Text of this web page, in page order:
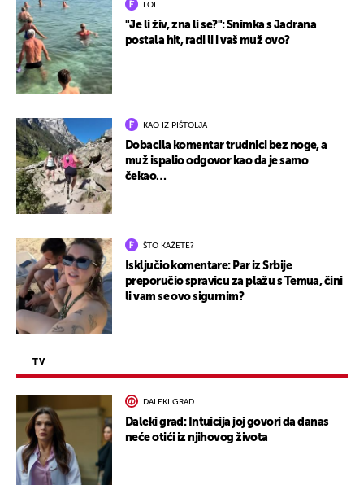
LOL
"Je li živ, zna li se?": Snimka s Jadrana
postala hit, radi li i vaš muž ovo?
KAO IZ PIŠTOLJA
Dobacila komentar trudnici bez noge, a
muž ispalio odgovor kao da je samo
čekao…
ŠTO KAŽETE?
Isključio komentare: Par iz Srbije
preporučio spravicu za plažu s Temua, čini
li vam se ovo sigurnim?
TV
DALEKI GRAD
Daleki grad: Intuicija joj govori da danas
neće otići iz njihovog života